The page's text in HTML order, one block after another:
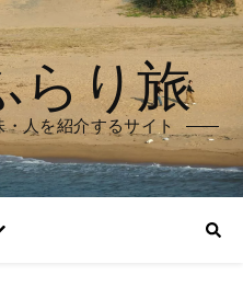
らり旅
人を紹介するサイト